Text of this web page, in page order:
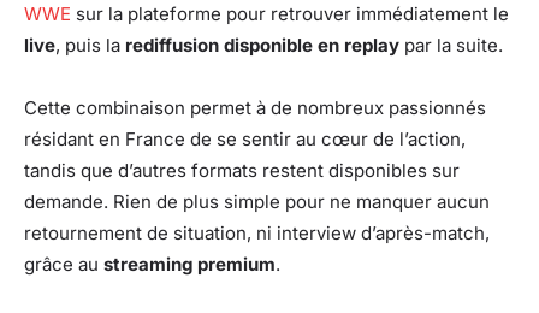
WWE sur la plateforme pour retrouver immédiatement le
live, puis la rediffusion disponible en replay par la suite.
Cette combinaison permet à de nombreux passionnés
résidant en France de se sentir au cœur de l’action,
tandis que d’autres formats restent disponibles sur
demande. Rien de plus simple pour ne manquer aucun
retournement de situation, ni interview d’après-match,
grâce au streaming premium.